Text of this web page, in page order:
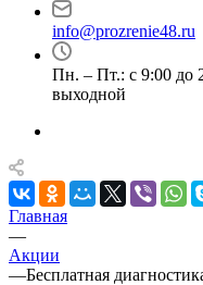
info@prozrenie48.ru
Пн. – Пт.: с 9:00 до
выходной
Главная
—
Акции
—Бесплатная